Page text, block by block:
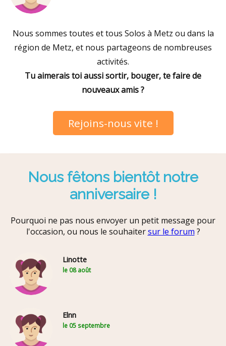
Nous sommes toutes et tous Solos à Metz ou dans la
région de Metz, et nous partageons de nombreuses
activités.
Tu aimerais toi aussi sortir, bouger, te faire de
nouveaux amis ?
Rejoins-nous vite !
Nous fêtons bientôt notre
anniversaire !
Pourquoi ne pas nous envoyer un petit message pour
l'occasion, ou nous le souhaitersur le forum ?
Linotte
le 08 août
Elnn
le 05 septembre